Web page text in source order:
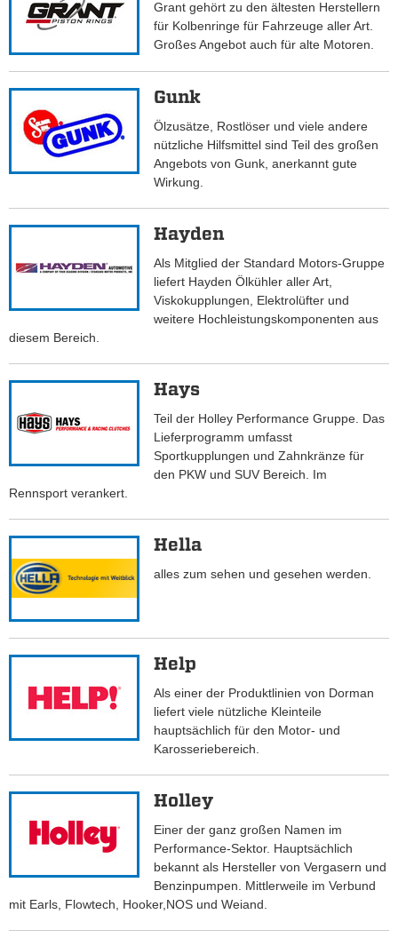
Grant gehört zu den ältesten Herstellern
für Kolbenringe für Fahrzeuge aller Art.
Großes Angebot auch für alte Motoren.
Gunk
Ölzusätze, Rostlöser und viele andere
nützliche Hilfsmittel sind Teil des großen
Angebots von Gunk, anerkannt gute
Wirkung.
Hayden
Als Mitglied der Standard Motors-Gruppe
liefert Hayden Ölkühler aller Art,
Viskokupplungen, Elektrolüfter und
weitere Hochleistungskomponenten aus
diesem Bereich.
Hays
Teil der Holley Performance Gruppe. Das
Lieferprogramm umfasst
Sportkupplungen und Zahnkränze für
den PKW und SUV Bereich. Im
Rennsport verankert.
Hella
alles zum sehen und gesehen werden.
Help
Als einer der Produktlinien von Dorman
liefert viele nützliche Kleinteile
hauptsächlich für den Motor- und
Karosseriebereich.
Holley
Einer der ganz großen Namen im
Performance-Sektor. Hauptsächlich
bekannt als Hersteller von Vergasern und
Benzinpumpen. Mittlerweile im Verbund
mit Earls, Flowtech, Hooker,NOS und Weiand.